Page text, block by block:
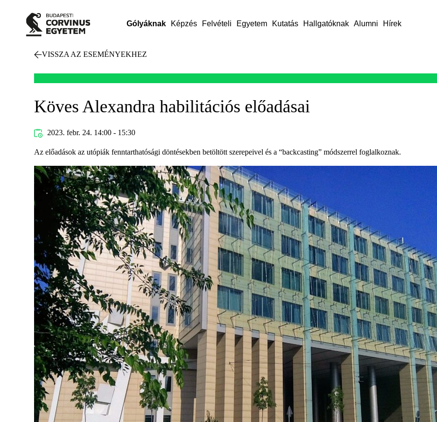
Gólyáknak Képzés Felvételi Egyetem Kutatás Hallgatóknak Alumni Hírek
VISSZA AZ ESEMÉNYEKHEZ
Köves Alexandra habilitációs előadásai
2023. febr. 24. 14:00 - 15:30
Az előadások az utópiák fenntarthatósági döntésekben betöltött szerepeivel és a “backcasting” módszerrel foglalkoznak.